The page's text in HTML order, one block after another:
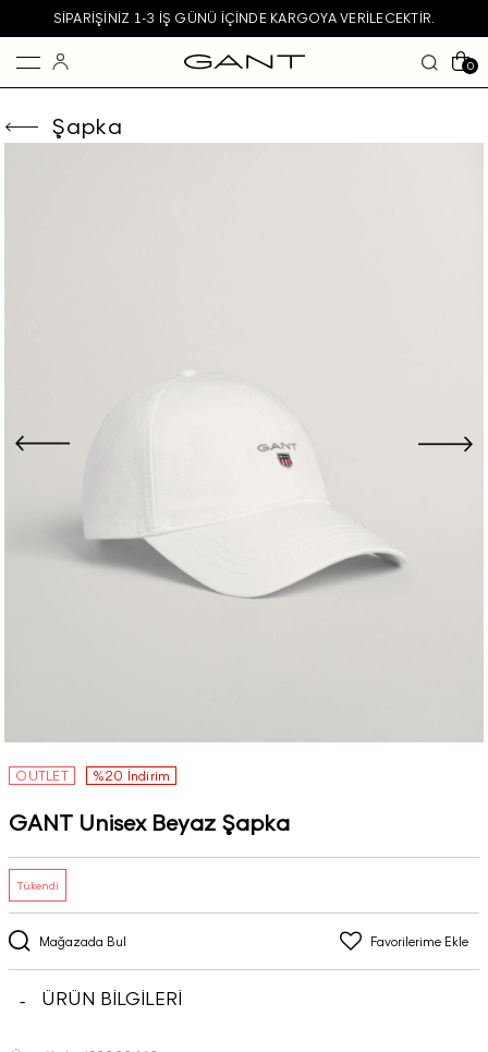
SIPARIŞINIZ 1-3 IŞ GÜNÜ IÇINDE KARGOYA VERILECEKTIR.
0
Şapka
OUTLET %20 İndirim
GANT Unisex Beyaz Şapka
Mağazada Bul Favorilerime Ekle
Tükendi
ÜRÜN BİLGİLERİ